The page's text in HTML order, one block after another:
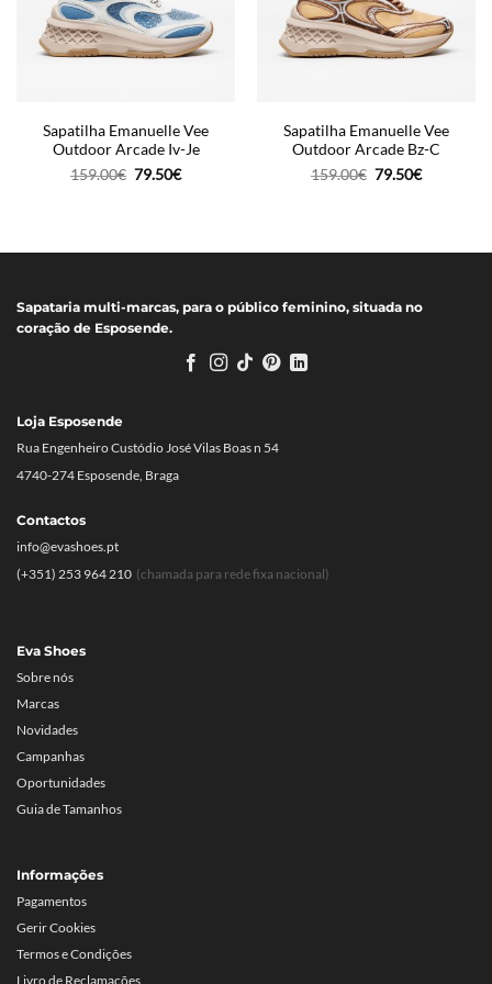
Sapatilha Emanuelle Vee
Outdoor Arcade Iv-Je
159.00€ O
79.50€O
Sapatilha Emanuelle Vee
Outdoor Arcade Bz-C
159.00€ O
79.50€O
Sapataria multi-marcas, para o público feminino, situada no
coração de Esposende.
Eva Shoes
Sobre nós
Marcas
Novidades
Campanhas
Oportunidades
Guia de Tamanhos
Informações
Pagamentos
Gerir Cookies
Termos e Condições
Livro de Reclamações
Loja Esposende
Rua Engenheiro Custódio José Vilas Boas n 54
4740-274 Esposende, Braga
Contactos
info@evashoes.pt
(+351) 253 964 210 (chamada para rede fixa nacional)